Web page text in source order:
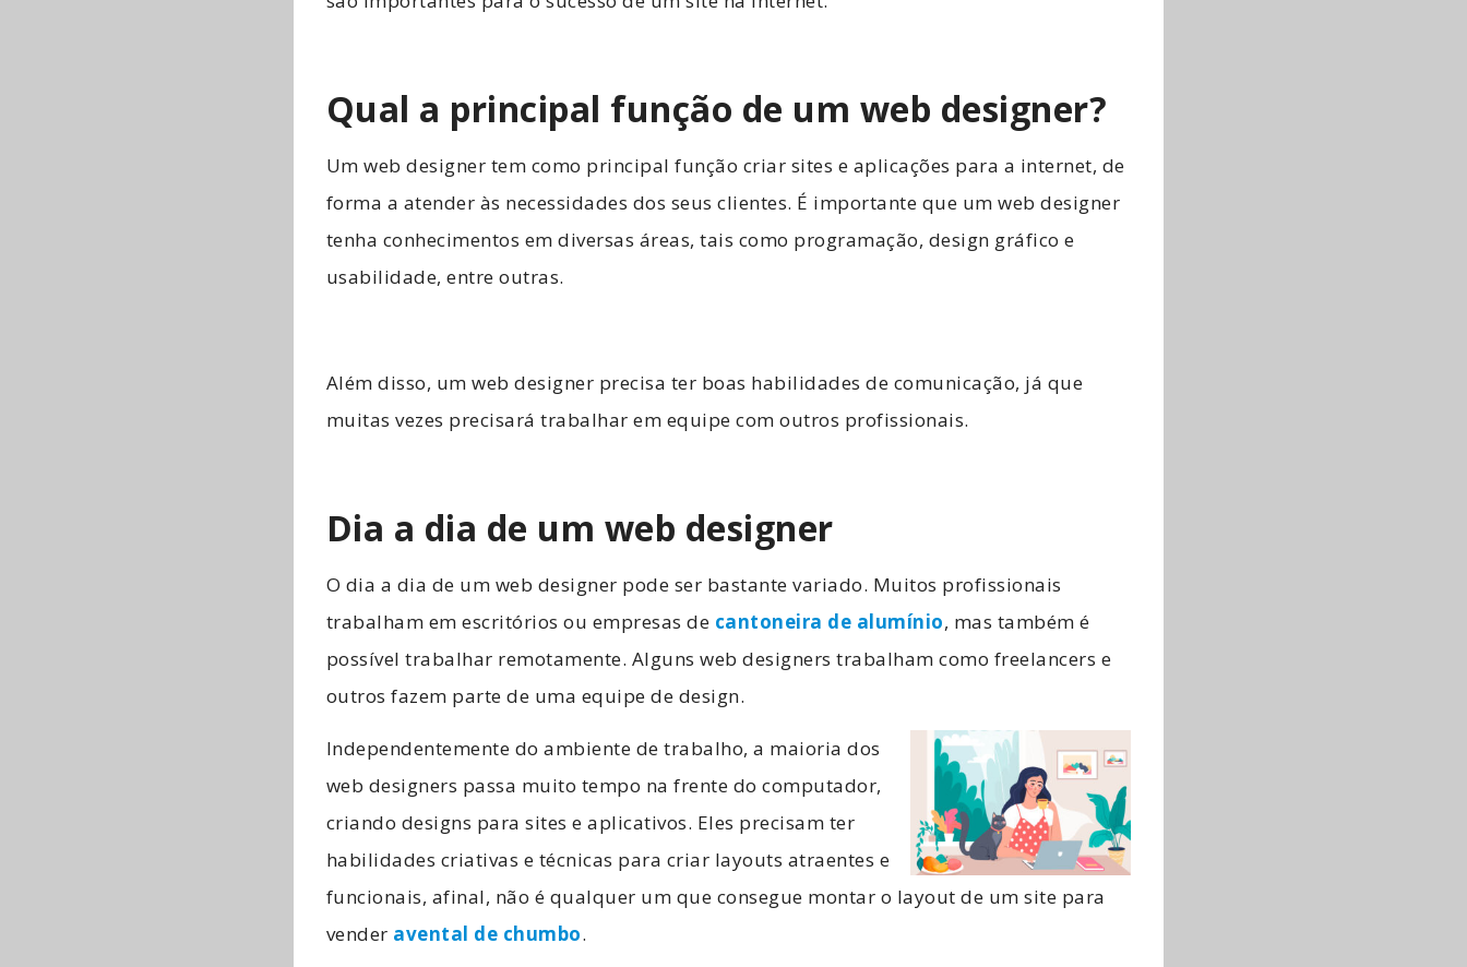
Qual a principal função de um web designer?
Um web designer tem como principal função criar sites e aplicações para a internet, de
forma a atender às necessidades dos seus clientes. É importante que um web designer
tenha conhecimentos em diversas áreas, tais como programação, design gráfico e
usabilidade, entre outras.
Além disso, um web designer precisa ter boas habilidades de comunicação, já que
muitas vezes precisará trabalhar em equipe com outros profissionais.
Dia a dia de um web designer
O dia a dia de um web designer pode ser bastante variado. Muitos profissionais
trabalham em escritórios ou empresas de cantoneira de alumínio, mas também é
possível trabalhar remotamente. Alguns web designers trabalham como freelancers e
outros fazem parte de uma equipe de design.
Independentemente do ambiente de trabalho, a maioria dos
web designers passa muito tempo na frente do computador,
criando designs para sites e aplicativos. Eles precisam ter
habilidades criativas e técnicas para criar layouts atraentes e
funcionais, afinal, não é qualquer um que consegue montar o layout de um site para
vender avental de chumbo.